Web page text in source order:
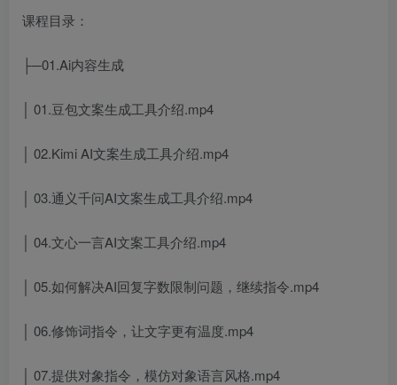
课程目录：
├─01.Ai内容生成
│ 01.豆包文案生成工具介绍.mp4
│ 02.Kimi AI文案生成工具介绍.mp4
│ 03.通义千问AI文案生成工具介绍.mp4
│ 04.文心一言AI文案工具介绍.mp4
│ 05.如何解决AI回复字数限制问题，继续指令.mp4
│ 06.修饰词指令，让文字更有温度.mp4
│ 07.提供对象指令，模仿对象语言风格.mp4